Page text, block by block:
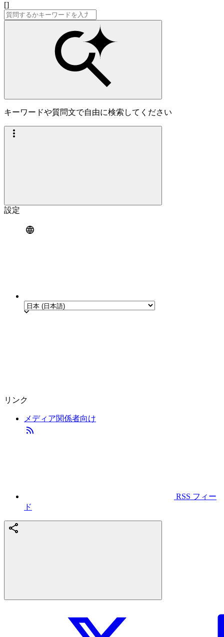
[]
キーワードや質問文で自由に検索してください
設定
リンク
メディア関係者向け
RSS フィー
ド